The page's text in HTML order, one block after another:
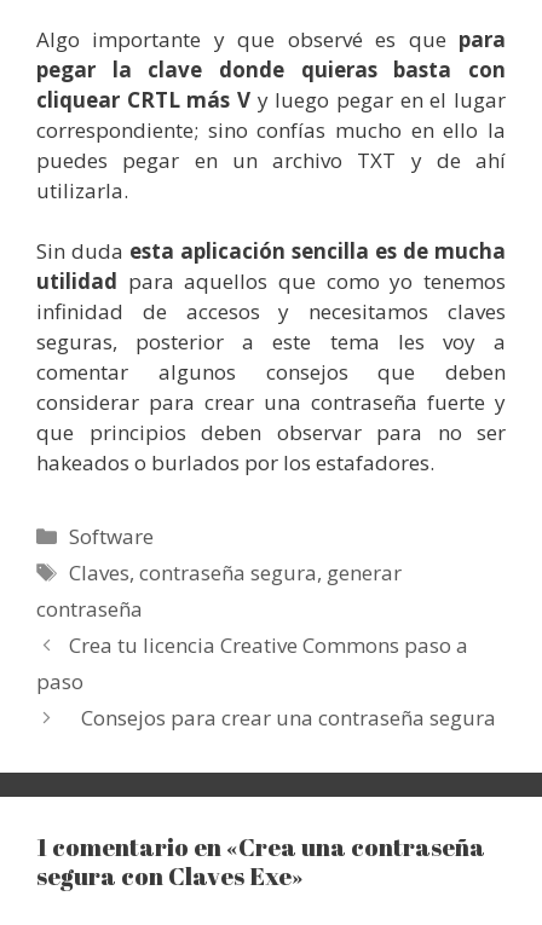
Algo importante y que observé es que para
pegar la clave donde quieras basta con
cliquear CRTL más V y luego pegar en el lugar
correspondiente; sino confías mucho en ello la
puedes pegar en un archivo TXT y de ahí
utilizarla.
Sin duda esta aplicación sencilla es de mucha
utilidad para aquellos que como yo tenemos
infinidad de accesos y necesitamos claves
seguras, posterior a este tema les voy a
comentar algunos consejos que deben
considerar para crear una contraseña fuerte y
que principios deben observar para no ser
hakeados o burlados por los estafadores.
Categorías
Software
Etiquetas
Claves,contraseña segura, generar
contraseña
Crea tu licencia Creative Commons paso a
paso
Consejos para crear una contraseña segura
1 comentario en «Crea una contraseña
segura con Claves Exe»